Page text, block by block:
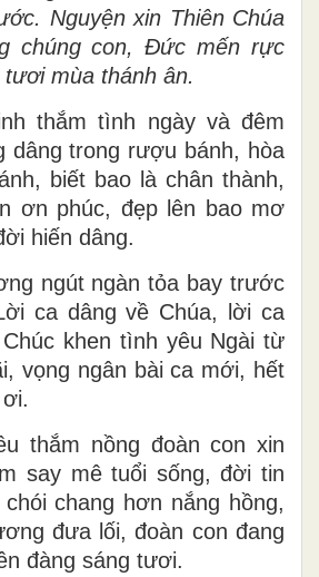
Nguyện xin Thiên Chúa
chúng con, Đức mến rực
mùa thánh ân.
thắm tình ngày và đêm
dâng trong rượu bánh, hòa
biết bao là chân thành,
ơn phúc, đẹp lên bao mơ
hiến dâng.
ngút ngàn tỏa bay trước
ca dâng về Chúa, lời ca
khen tình yêu Ngài từ
vọng ngân bài ca mới, hết
thắm nồng đoàn con xin
say mê tuổi sống, đời tin
chang hơn nắng hồng,
đưa lối, đoàn con đang
đàng sáng tươi.